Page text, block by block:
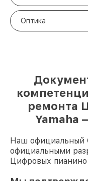
Оптика
ремонта
Yamaha
Наш официальный
официальными
Цифровых пианино